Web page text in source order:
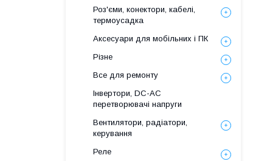
Роз'єми, конектори, кабелі,
термоусадка
Аксесуари для мобільних і ПК
Різне
Все для ремонту
Інвертори, DC-AC
перетворювачі напруги
Вентилятори, радіатори,
керування
Реле